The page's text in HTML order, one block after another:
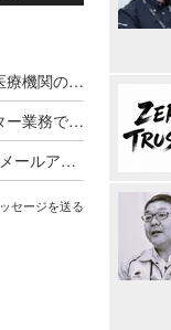
宇都宮病院職員の患者情報利用による別医療機関のダイレクトメール郵送、調査の結果 直接的金銭的利益の受領が無いことを確認
「東京アプリ」の運営に係るコールセンター業務で1名の個人情報漏えい
Axcelead Drug Discovery Partners社員のメールアカウントに不正アクセス、約7,000通のメールで痕跡を確認
セージを送る